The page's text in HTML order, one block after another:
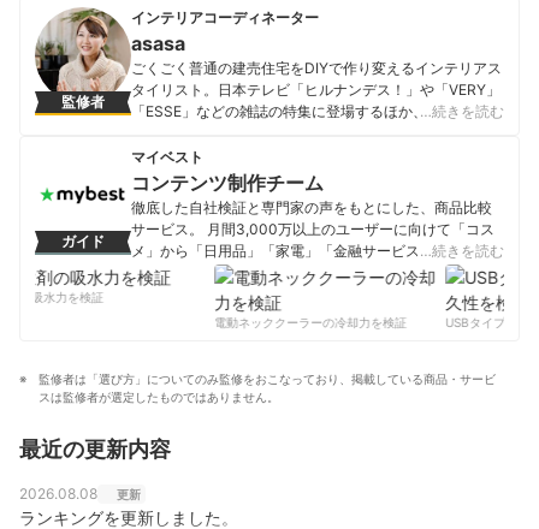
監修者
インテリアコーディネーター
asasa
ごくごく普通の建売住宅をDIYで作り変えるインテリアス
タイリスト。日本テレビ「ヒルナンデス！」や「VERY」
「ESSE」などの雑誌の特集に登場するほか、記事執筆、
メイク・インテリアコーディネート・スッキリ収納に関
してSNS・Yahoo! JAPAN クリエイターズプログラムで
発信中。出版『元雑貨屋asasaさんの「ゆるカワ暮ら
し」: お金も時間もかけずに、毎日がトキめくコツ』（小
学館）など。
asasaのプロフィール
…続きを読む
ガイド
マイベスト
コンテンツ制作チーム
徹底した自社検証と専門家の声をもとにした、商品比較
サービス。 月間3,000万以上のユーザーに向けて「コス
メ」から「日用品」「家電」「金融サービス」まで、ベ
ストな商品を選んでもらうために、毎日コンテンツを制
コンテンツ制作チームのプロフィール
…続きを読む
の吸水力を検証
電動ネッククーラーの冷却力を検証
USBタイプCケー
監修者は「選び方」についてのみ監修をおこなっており、掲載している商品・サービ
スは監修者が選定したものではありません。
最近の更新内容
2026.08.08 更新
ランキングを更新しました。